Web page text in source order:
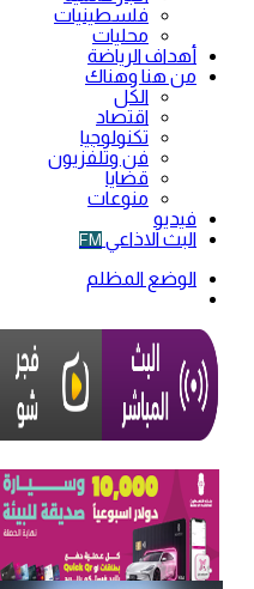
فلسطينيات
محليات
أهداف الرياضة
من هنا وهناك
الكل
اقتصاد
تكنولوجيا
فن وتلفزيون
قضايا
منوعات
فيديو
البث الاذاعي FM
الوضع المظلم